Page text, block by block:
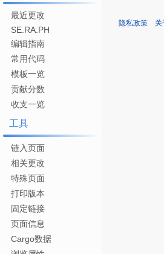
最近更改
SE.RA.PH
编辑指南
常用代码
模板一览
贡献分数
收支一览
工具
链入页面
相关更改
特殊页面
打印版本
固定链接
页面信息
Cargo数据
隐私政策